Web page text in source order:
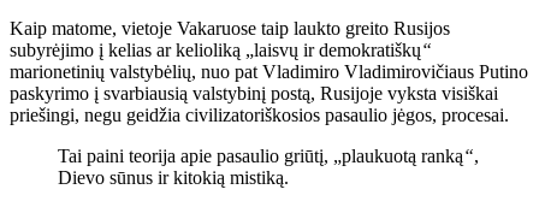
Kaip matome, vietoje Vakaruose taip laukto greito Rusijos
subyrėjimo į kelias ar kelioliką „laisvų ir demokratiškų“
marionetinių valstybėlių, nuo pat Vladimiro Vladimirovičiaus Putino
paskyrimo į svarbiausią valstybinį postą, Rusijoje vyksta visiškai
priešingi, negu geidžia civilizatoriškosios pasaulio jėgos, procesai.
Tai paini teorija apie pasaulio griūtį, „plaukuotą ranką“,
Dievo sūnus ir kitokią mistiką.